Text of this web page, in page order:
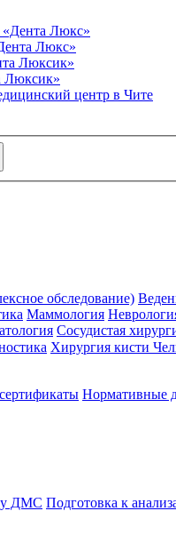
Люкс»
Люксик»
обследование)
Маммология
Сосудистая
Хирургия кисти
Нормативные
ДМС Подготовка к